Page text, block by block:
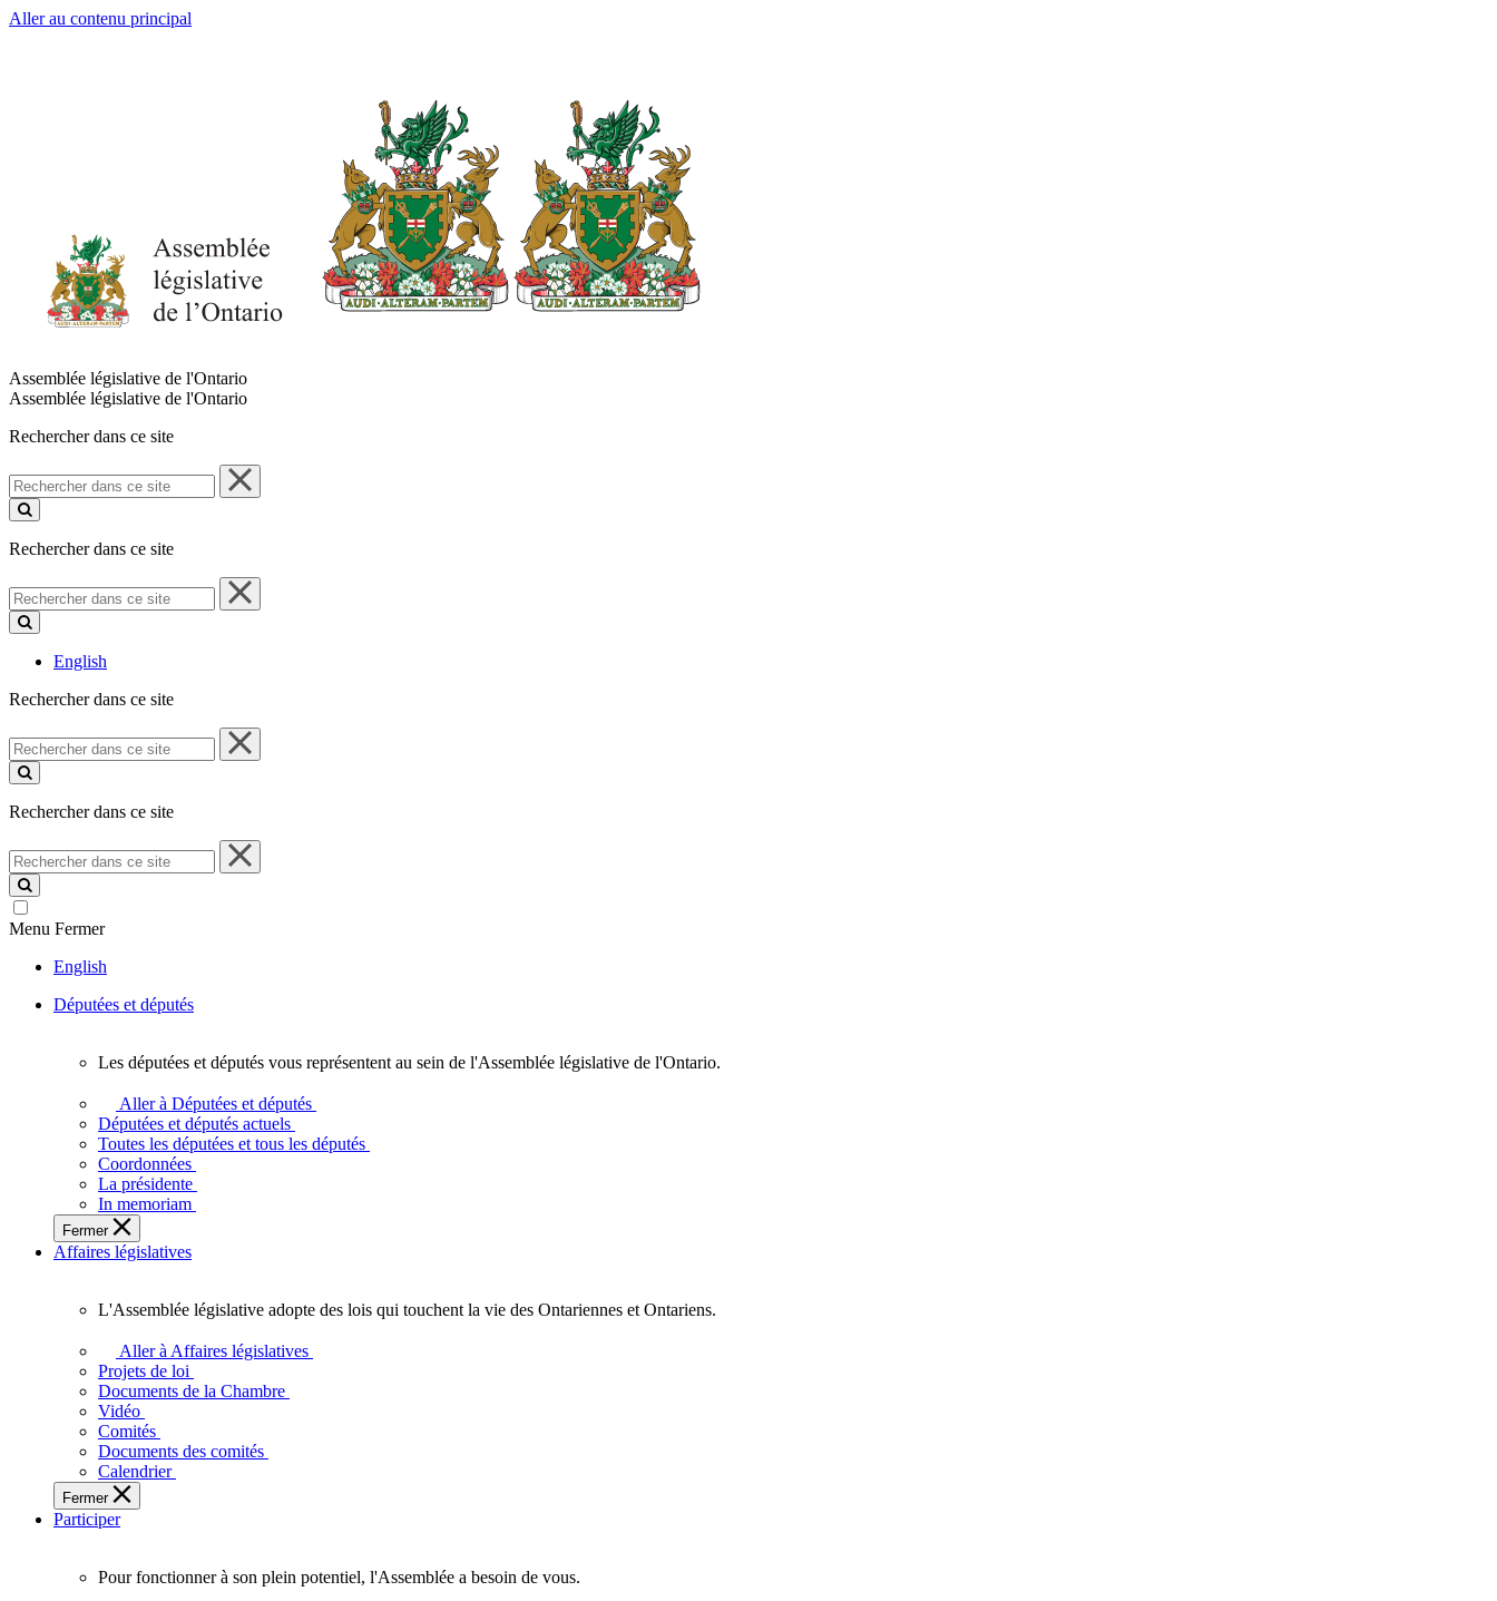
Aller au contenu principal
Assemblée législative de l'Ontario
Assemblée législative de l'Ontario
Rechercher dans ce site
Rechercher
dans
ce
Rechercher dans ce site
Rechercher
dans
ce
English
Rechercher dans ce site
Rechercher
dans
ce
Rechercher dans ce site
Rechercher
dans
ce
site
Menu Fermer
English
Députées et députés
députées
députés
vous
représentent
sein
de
l'Assemblée
l'Ontario.
Les députées et députés vous représentent au sein de l'Assemblée législative de l'Ontario.
Aller à Députées et députés
Députées et députés actuels
Toutes les députées et tous les députés
Coordonnées
La présidente
In memoriam
Fermer
Affaires législatives
législative
adopte
touchent
vie
des
Ontariennes
Ontariens.
L'Assemblée législative adopte des lois qui touchent la vie des Ontariennes et Ontariens.
Aller à Affaires législatives
Projets de loi
Documents de la Chambre
Vidéo
Comités
Documents des comités
Calendrier
Fermer
Participer
Pour fonctionner à son plein potentiel, l'Assemblée a besoin de vous.